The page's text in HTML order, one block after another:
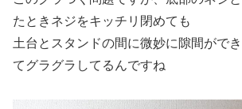
たときネジをキッチリ閉めても
土台とスタンドの間に微妙に隙間がで
てグラグラしてるんですね